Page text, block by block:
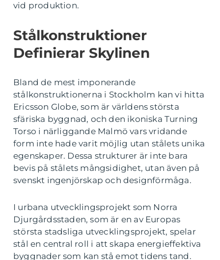
vid produktion.
Stålkonstruktioner
Definierar Skylinen
Bland de mest imponerande
stålkonstruktionerna i Stockholm kan vi hitta
Ericsson Globe, som är världens största
sfäriska byggnad, och den ikoniska Turning
Torso i närliggande Malmö vars vridande
form inte hade varit möjlig utan stålets unika
egenskaper. Dessa strukturer är inte bara
bevis på stålets mångsidighet, utan även på
svenskt ingenjörskap och designförmåga.
I urbana utvecklingsprojekt som Norra
Djurgårdsstaden, som är en av Europas
största stadsliga utvecklingsprojekt, spelar
stål en central roll i att skapa energieffektiva
byggnader som kan stå emot tidens tand.